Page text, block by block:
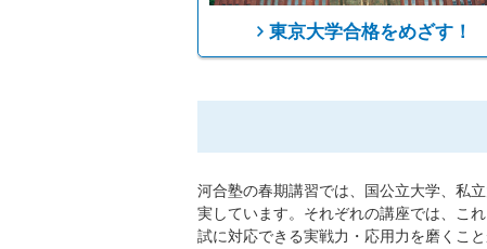
東京大学合格をめざす！
河合塾の春期講習では、国公立大学、私
実しています。それぞれの講座では、こ
試に対応できる実戦力・応用力を磨くこと